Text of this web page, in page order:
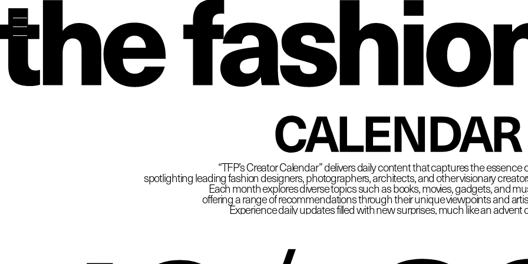
CALENDAR
“TFP’s Creator Calendar” delivers daily content that captures the essence
spotlighting leading fashion designers, photographers, architects, and other visionary
Each month explores diverse topics such as books, movies, gadgets, and
offering a range of recommendations through their unique viewpoints and
Experience daily updates filled with new surprises, much like an advent